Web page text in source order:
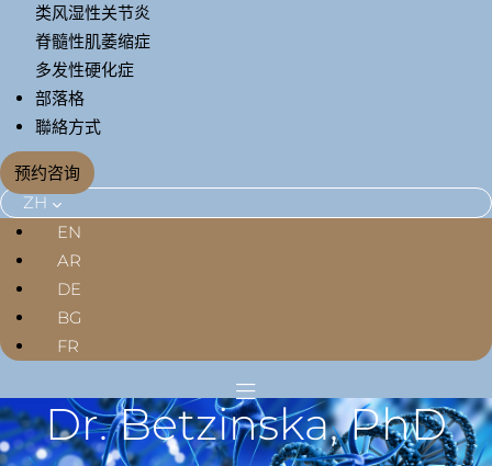
类风湿性关节炎
脊髓性肌萎缩症
多发性硬化症
部落格
聯絡方式
预约咨询
ZH
EN
AR
DE
BG
FR
Dr. Betzinska, PhD